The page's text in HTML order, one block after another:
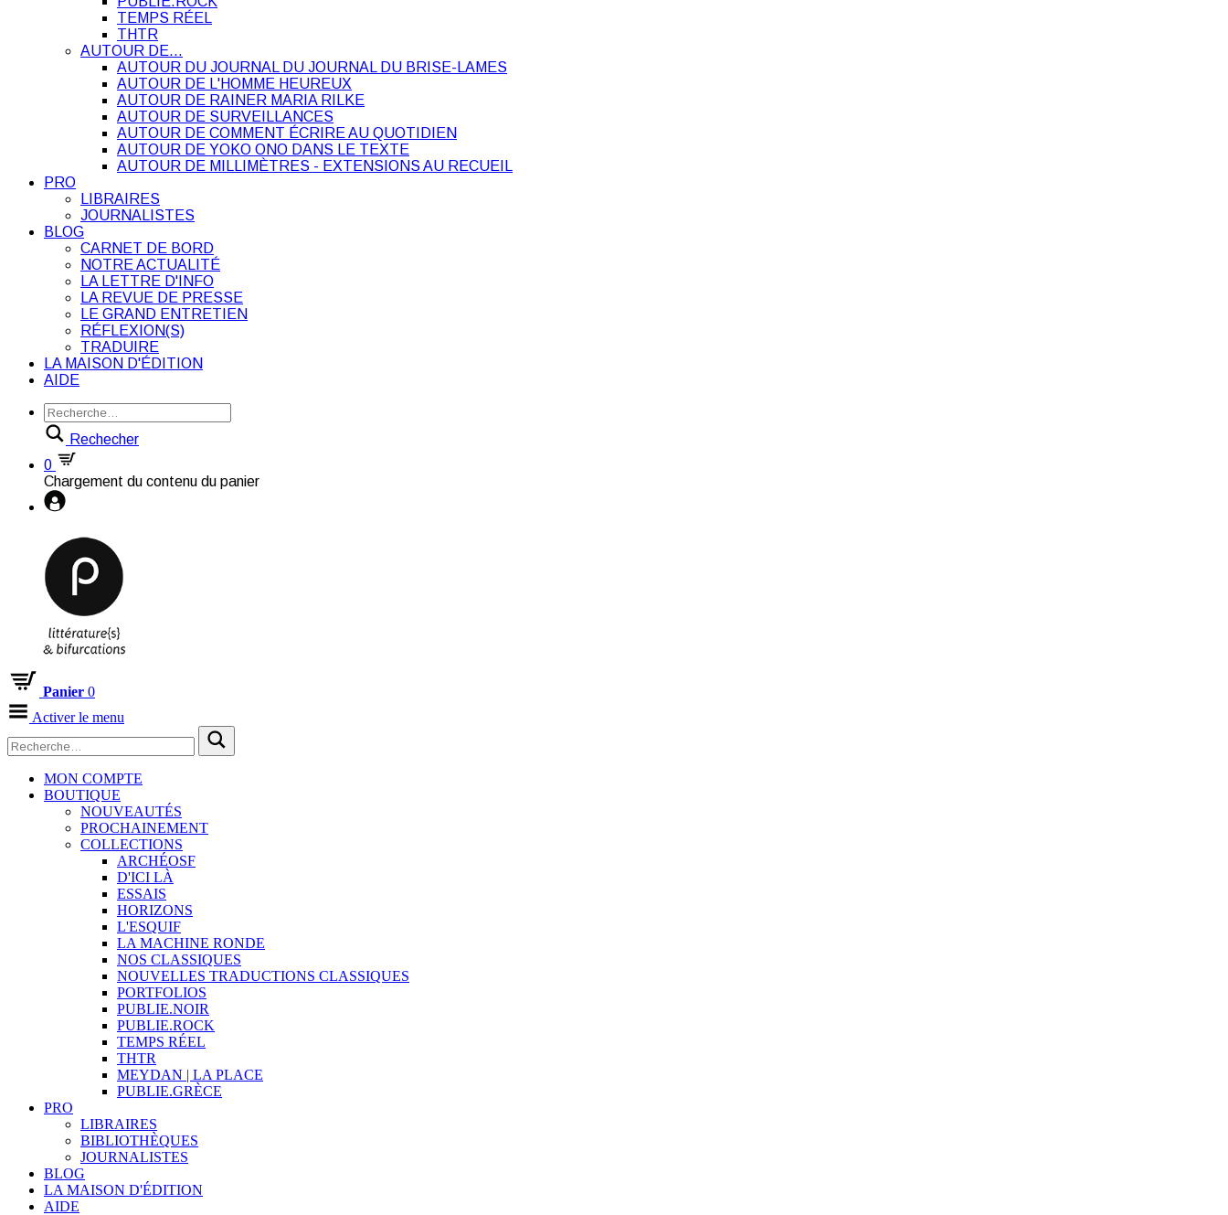
TEMPS RÉEL
THTR
AUTOUR DE…
AUTOUR DU JOURNAL DU JOURNAL DU BRISE-LAMES
AUTOUR DE L'HOMME HEUREUX
AUTOUR DE RAINER MARIA RILKE
AUTOUR DE SURVEILLANCES
AUTOUR DE COMMENT ÉCRIRE AU QUOTIDIEN
AUTOUR DE YOKO ONO DANS LE TEXTE
AUTOUR DE MILLIMÈTRES - EXTENSIONS AU RECUEIL
PRO
LIBRAIRES
JOURNALISTES
BLOG
CARNET DE BORD
NOTRE ACTUALITÉ
LA LETTRE D'INFO
LA REVUE DE PRESSE
LE GRAND ENTRETIEN
RÉFLEXION(S)
TRADUIRE
LA MAISON D'ÉDITION
AIDE
Rechecher
0
Chargement du contenu du panier
Panier 0
Activer le menu
MON COMPTE
BOUTIQUE
NOUVEAUTÉS
PROCHAINEMENT
COLLECTIONS
ARCHÉOSF
D'ICI LÀ
ESSAIS
HORIZONS
L'ESQUIF
LA MACHINE RONDE
NOS CLASSIQUES
NOUVELLES TRADUCTIONS CLASSIQUES
PORTFOLIOS
PUBLIE.NOIR
PUBLIE.ROCK
TEMPS RÉEL
THTR
MEYDAN | LA PLACE
PUBLIE.GRÈCE
PRO
LIBRAIRES
BIBLIOTHÈQUES
JOURNALISTES
BLOG
LA MAISON D'ÉDITION
AIDE